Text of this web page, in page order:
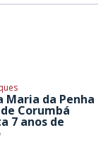
Maria da Penha
Corumbá
7 anos de